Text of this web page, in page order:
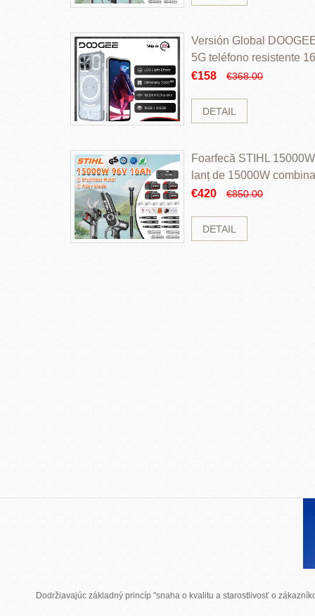
Versión Global
5G teléfono resistente
ROM Mediatek
€158 €368.00
DETAIL
Foarfecă STIHL
lanț de 15000W
perii și baterie cu li
€420 €850.00
DETAIL
Dodržiavajúc základný princíp "snaha o kvalitu a starostlivosť o